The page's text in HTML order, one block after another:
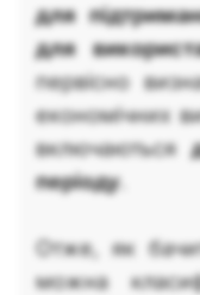
для
для
первісно
економічних
включаються
періоду.
Отже, як
можна